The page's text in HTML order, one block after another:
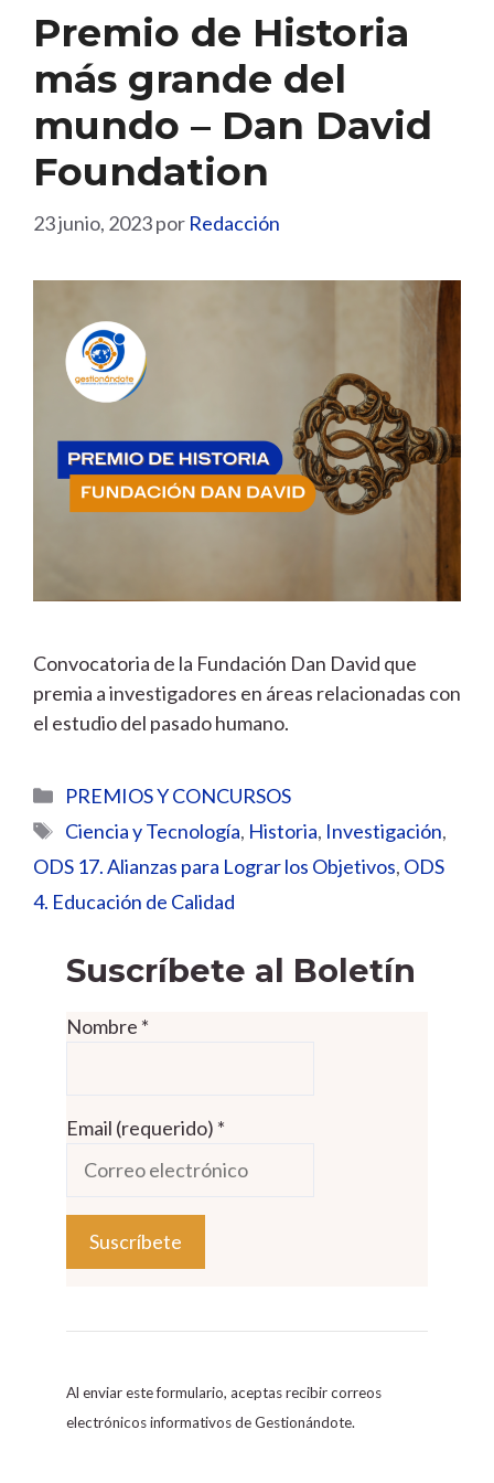
Premio de Historia
más grande del
mundo – Dan David
Foundation
23 junio, 2023por Redacción
Convocatoria de la Fundación Dan David que
premia a investigadores en áreas relacionadas con
el estudio del pasado humano.
Categorías
PREMIOS Y CONCURSOS
Etiquetas
Ciencia y Tecnología, Historia, Investigación,
ODS 17. Alianzas para Lograr los Objetivos, ODS
4. Educación de Calidad
Suscríbete al Boletín
Nombre *
Email (requerido) *
o
s
t
Al enviar este formulario, aceptas recibir correos
electrónicos informativos de Gestionándote.